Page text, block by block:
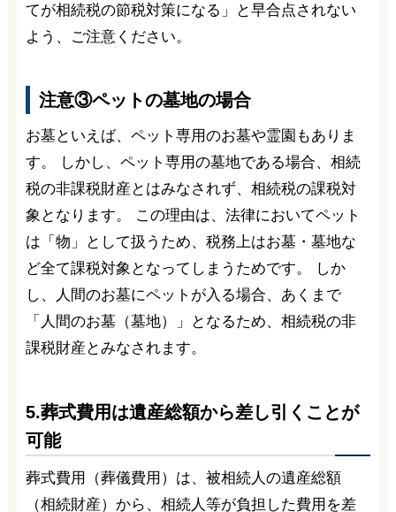
てが相続税の節税対策になる」と早合点されない
よう、ご注意ください。
注意③ペットの墓地の場合
お墓といえば、ペット専用のお墓や霊園もありま
す。 しかし、ペット専用の墓地である場合、相続
税の非課税財産とはみなされず、相続税の課税対
象となります。 この理由は、法律においてペット
は「物」として扱うため、税務上はお墓・墓地な
ど全て課税対象となってしまうためです。 しか
し、人間のお墓にペットが入る場合、あくまで
「人間のお墓（墓地）」となるため、相続税の非
課税財産とみなされます。
5.葬式費用は遺産総額から差し引くことが
可能
葬式費用（葬儀費用）は、被相続人の遺産総額
（相続財産）から、相続人等が負担した費用を差